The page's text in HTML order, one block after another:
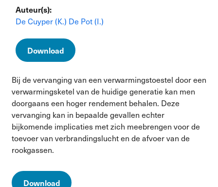
Auteur(s):
De Cuyper (K.) De Pot (I.)
Download
Bij de vervanging van een verwarmingstoestel door een
verwarmingsketel van de huidige generatie kan men
doorgaans een hoger rendement behalen. Deze
vervanging kan in bepaalde gevallen echter
bijkomende implicaties met zich meebrengen voor de
toevoer van verbrandingslucht en de afvoer van de
rookgassen.
Download